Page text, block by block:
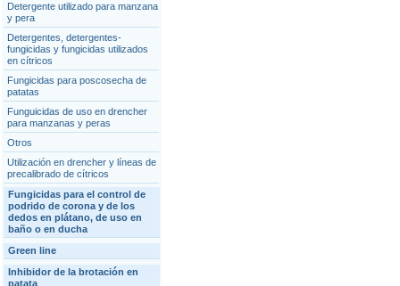
Detergente utilizado para manzana
y pera
Detergentes, detergentes-
fungicidas y fungicidas utilizados
en cítricos
Fungicidas para poscosecha de
patatas
Funguicidas de uso en drencher
para manzanas y peras
Otros
Utilización en drencher y líneas de
precalibrado de cítricos
Fungicidas para el control de
podrido de corona y de los
dedos en plátano, de uso en
baño o en ducha
Green line
Inhibidor de la brotación en
patata